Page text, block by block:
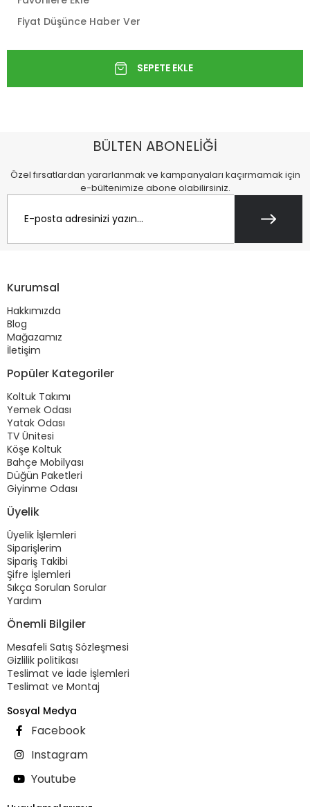
Fiyat Düşünce Haber Ver
BÜLTEN ABONELİĞİ
Özel fırsatlardan yararlanmak ve kampanyaları kaçırmamak için
e-bültenimize abone olabilirsiniz.
Kurumsal
Hakkımızda
Blog
Mağazamız
İletişim
Popüler Kategoriler
Koltuk Takımı
Yemek Odası
Yatak Odası
TV Ünitesi
Köşe Koltuk
Bahçe Mobilyası
Düğün Paketleri
Giyinme Odası
Üyelik
Üyelik İşlemleri
Siparişlerim
Sipariş Takibi
Şifre İşlemleri
Sıkça Sorulan Sorular
Yardım
Önemli Bilgiler
Mesafeli Satış Sözleşmesi
Gizlilik politikası
Teslimat ve İade İşlemleri
Teslimat ve Montaj
Sosyal Medya
Facebook
Instagram
Youtube